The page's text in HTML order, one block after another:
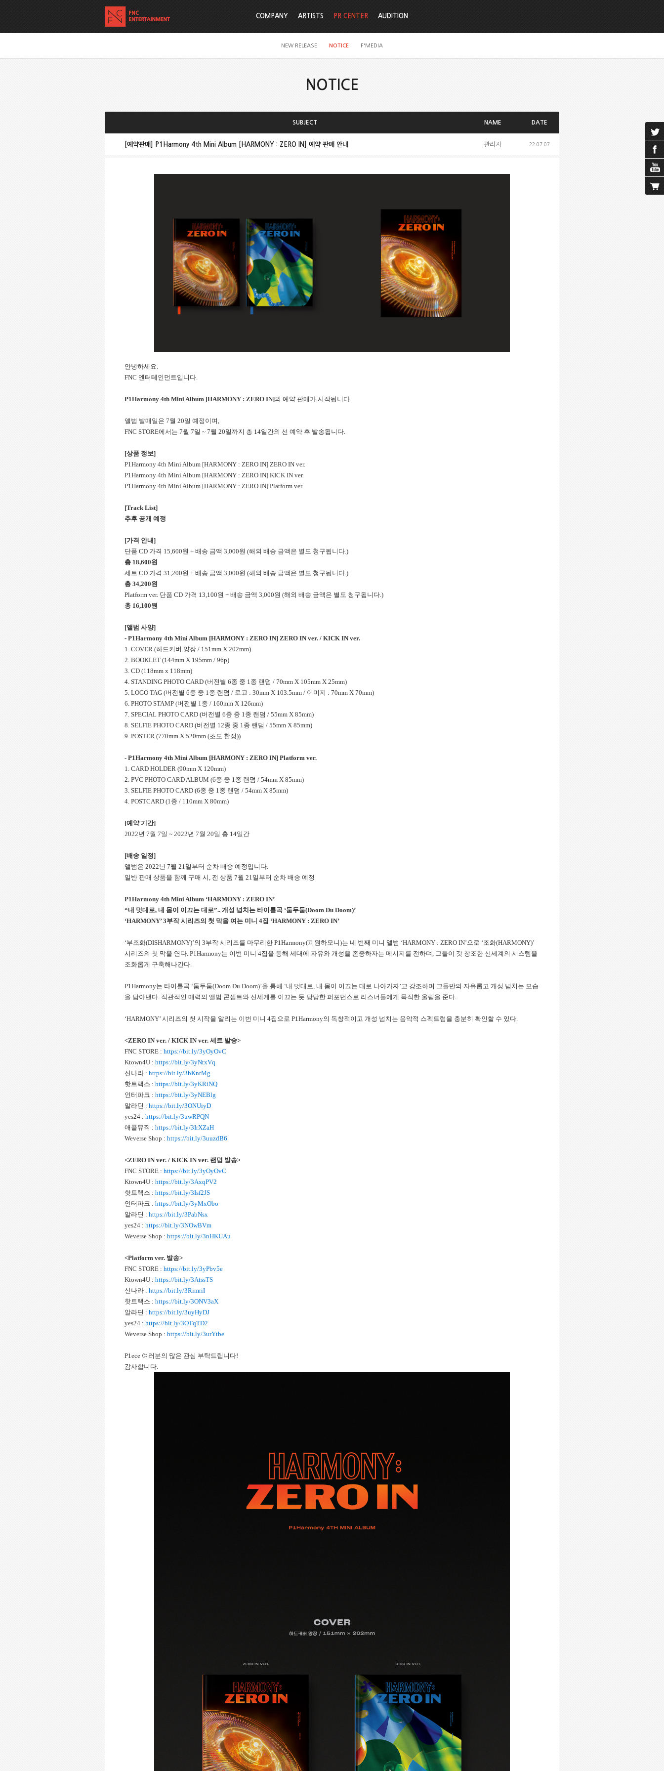
COMPANY ARTISTS PR CENTER
NEW RELEASE NOTICE F'MEDIA
AUDITION
NOTICE
SUBJECT NAME DATE
[예약판매] P1Harmony 4th Mini Album [HARMONY : ZERO IN] 예약 판매 안내 관리자 22.07.07
안녕하세요.
FNC 엔터테인먼트입니다.
P1Harmony 4th Mini Album [HARMONY : ZERO IN]의 예약 판매가 시작됩니다.
앨범 발매일은 7월 20일 예정이며,
FNC STORE에서는 7월 7일 ~ 7월 20일까지 총 14일간의 선 예약 후 발송됩니다.
[상품 정보]
P1Harmony 4th Mini Album [HARMONY : ZERO IN] ZERO IN ver.
P1Harmony 4th Mini Album [HARMONY : ZERO IN] KICK IN ver.
P1Harmony 4th Mini Album [HARMONY : ZERO IN] Platform ver.
[Track List]
추후 공개 예정
[가격 안내]
단품 CD 가격 15,600원 + 배송 금액 3,000원 (해외 배송 금액은 별도 청구됩니다.)
총 18,600원
세트 CD 가격 31,200원 + 배송 금액 3,000원 (해외 배송 금액은 별도 청구됩니다.)
총 34,200원
Platform ver. 단품 CD 가격 13,100원 + 배송 금액 3,000원 (해외 배송 금액은 별도 청구됩니다.)
총 16,100원
[앨범 사양]
- P1Harmony 4th Mini Album [HARMONY : ZERO IN] ZERO IN ver. / KICK IN ver.
1. COVER (하드커버 양장 / 151mm X 202mm)
2. BOOKLET (144mm X 195mm / 96p)
3. CD (118mm x 118mm)
4. STANDING PHOTO CARD (버전별 6종 중 1종 랜덤 / 70mm X 105mm X 25mm)
5. LOGO TAG (버전별 6종 중 1종 랜덤 / 로고 : 30mm X 103.5mm / 이미지 : 70mm X 70mm)
6. PHOTO STAMP (버전별 1종 / 160mm X 126mm)
7. SPECIAL PHOTO CARD (버전별 6종 중 1종 랜덤 / 55mm X 85mm)
8. SELFIE PHOTO CARD (버전별 12종 중 1종 랜덤 / 55mm X 85mm)
9. POSTER (770mm X 520mm (초도 한정))
- P1Harmony 4th Mini Album [HARMONY : ZERO IN] Platform ver.
1. CARD HOLDER (90mm X 120mm)
2. PVC PHOTO CARD ALBUM (6종 중 1종 랜덤 / 54mm X 85mm)
3. SELFIE PHOTO CARD (6종 중 1종 랜덤 / 54mm X 85mm)
4. POSTCARD (1종 / 110mm X 80mm)
[예약 기간]
2022년 7월 7일 ~ 2022년 7월 20일 총 14일간
[배송 일정]
앨범은 2022년 7월 21일부터 순차 배송 예정입니다.
일반 판매 상품을 함께 구매 시, 전 상품 7월 21일부터 순차 배송 예정
P1Harmony 4th Mini Album ‘HARMONY : ZERO IN’
“내 멋대로, 내 몸이 이끄는 대로”.. 개성 넘치는 타이틀곡 ‘둠두둠(Doom Du Doom)’
‘HARMONY’ 3부작 시리즈의 첫 막을 여는 미니 4집 ‘HARMONY : ZERO IN’
‘부조화(DISHARMONY)’의 3부작 시리즈를 마무리한 P1Harmony(피원하모니)는 네 번째 미니 앨범 ‘HARMONY : ZERO IN’으로 ‘조화(HARMONY)’
시리즈의 첫 막을 연다. P1Harmony는 이번 미니 4집을 통해 세대에 자유와 개성을 존중하자는 메시지를 전하며, 그들이 갓 창조한 신세계의 시스템을
조화롭게 구축해나간다.
P1Harmony는 타이틀곡 ‘둠두둠(Doom Du Doom)’을 통해 ‘내 멋대로, 내 몸이 이끄는 대로 나아가자’고 강조하며 그들만의 자유롭고 개성 넘치는 모습
을 담아낸다. 직관적인 매력의 앨범 콘셉트와 신세계를 이끄는 듯 당당한 퍼포먼스로 리스너들에게 묵직한 울림을 준다.
‘HARMONY’ 시리즈의 첫 시작을 알리는 이번 미니 4집으로 P1Harmony의 독창적이고 개성 넘치는 음악적 스펙트럼을 충분히 확인할 수 있다.
<ZERO IN ver. / KICK IN ver. 세트 발송>
FNC STORE : https://bit.ly/3yOyOvC
Ktown4U : https://bit.ly/3yNtxVq
신나라 : https://bit.ly/3bKnrMg
핫트랙스 : https://bit.ly/3yKRiNQ
인터파크 : https://bit.ly/3yNEBlg
알라딘 : https://bit.ly/3ONUiyD
yes24 : https://bit.ly/3uwRPQN
애플뮤직 : https://bit.ly/3IrXZaH
Weverse Shop : https://bit.ly/3uuzdB6
<ZERO IN ver. / KICK IN ver. 랜덤 발송>
FNC STORE : https://bit.ly/3yOyOvC
Ktown4U : https://bit.ly/3AxqPV2
핫트랙스 : https://bit.ly/3Isf2JS
인터파크 : https://bit.ly/3yMxObo
알라딘 : https://bit.ly/3PabNsx
yes24 : https://bit.ly/3NOwBVm
Weverse Shop : https://bit.ly/3nHKUAu
<Platform ver. 발송>
FNC STORE : https://bit.ly/3yPbv5e
Ktown4U : https://bit.ly/3AtssTS
신나라 : https://bit.ly/3RimriI
핫트랙스 : https://bit.ly/3ONV3aX
알라딘 : https://bit.ly/3uyHyDJ
yes24 : https://bit.ly/3OTqTD2
Weverse Shop : https://bit.ly/3urYtbe
P1ece 여러분의 많은 관심 부탁드립니다!
감사합니다.